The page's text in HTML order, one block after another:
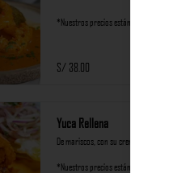
*Nuestros precios están expresados en soles e
S/ 38.00
Yuca Rellena
De mariscos, con su crema de rocoto y criolla.
*Nuestros precios están expresados en soles e